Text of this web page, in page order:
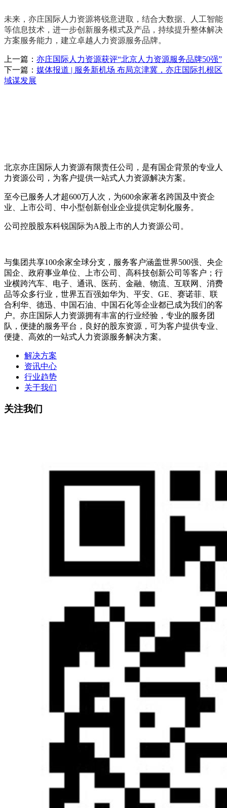
未来，亦庄国际人力资源将锐意进取，结合大数据、人工智能
等信息技术，进一步创新服务模式及产品，持续提升整体解决
方案服务能力，建立卓越人力资源服务品牌。
上一篇： 亦庄国际人力资源获评“北京人力资源服务品牌50强”
下一篇： 媒体报道 | 服务新机场 布局京津冀，亦庄国际扎根区
域谋发展
北京亦庄国际人力资源有限责任公司，是有国企背景的专业人
力资源公司，为客户提供一站式人力资源解决方案。
至今已服务人才超600万人次，为600余家著名跨国及中资企
业、上市公司、中小型创新创业企业提供定制化服务。
公司控股股东科锐国际为A股上市的人力资源公司。
与集团共享100余家全球分支，服务客户涵盖世界500强、央企
国企、政府事业单位、上市公司、高科技创新公司等客户；行
业横跨汽车、电子、通讯、医药、金融、物流、互联网、消费
品等众多行业，世界五百强如华为、平安、GE、赛诺菲、联
合利华、德迅、中国石油、中国石化等企业都已成为我们的客
户。亦庄国际人力资源拥有丰富的行业经验，专业的服务团
队，便捷的服务平台，良好的股东资源，可为客户提供专业、
便捷、高效的一站式人力资源服务解决方案。
解决方案
资讯中心
行业趋势
关于我们
关注我们